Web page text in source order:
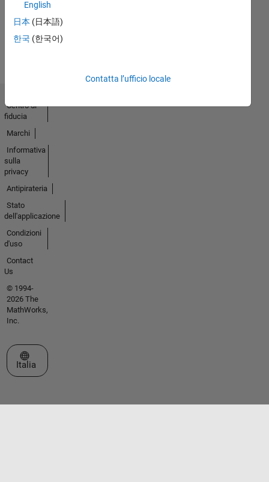
attività
English
日本 (日本語)
한국 (한국어)
Contatta l’ufficio locale
Centro di
fiducia
Marchi
Informativa
sulla
privacy
Antipirateria
Stato
dell'applicazione
Condizioni
d'uso
Contact
Us
© 1994-
2026 The
MathWorks,
Inc.
Seleziona un sito web
Italia